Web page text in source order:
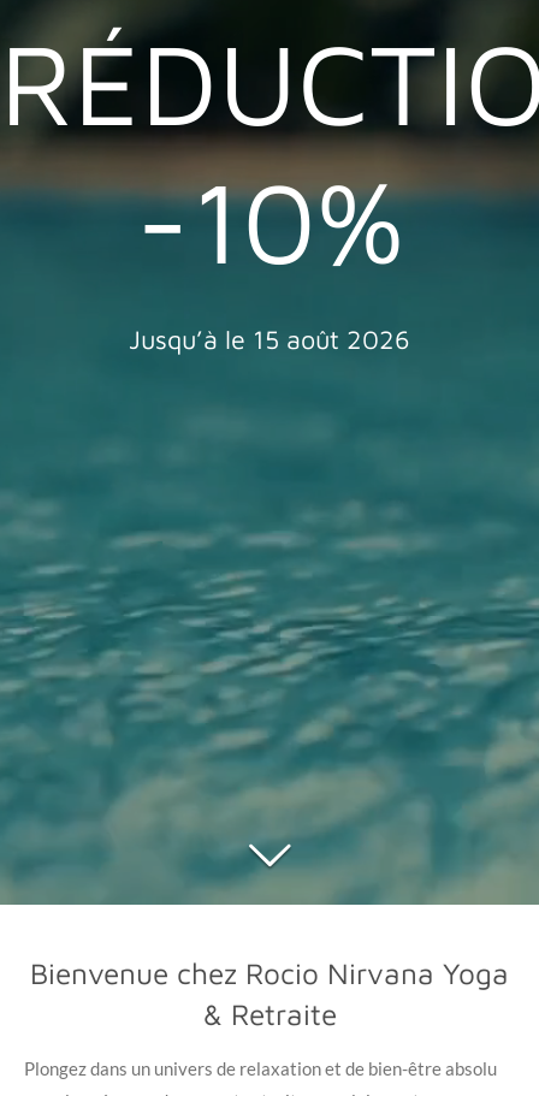
-10%
Jusqu’à le 15 août 2026
Bienvenue chez Rocio Nirvana Yoga
& Retraite
Plongez dans un univers de relaxation et de bien-être absolu